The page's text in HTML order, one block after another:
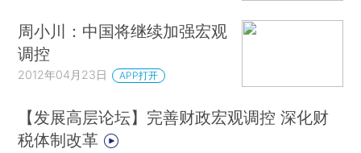
周小川：中国将继续加强宏观
调控
2012年04月23日 APP打开
【发展高层论坛】完善财政宏观调控 深化财
税体制改革